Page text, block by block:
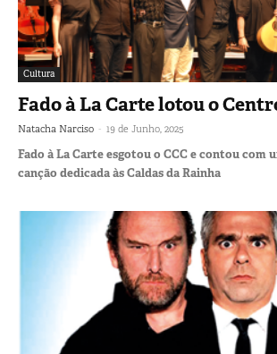
Cultura
Fado à La Carte lotou o
Natacha Narciso - 19 de Junho, 2025
Fado à La Carte esgotou o CCC e contou com
canção dedicada às Caldas da Rainha